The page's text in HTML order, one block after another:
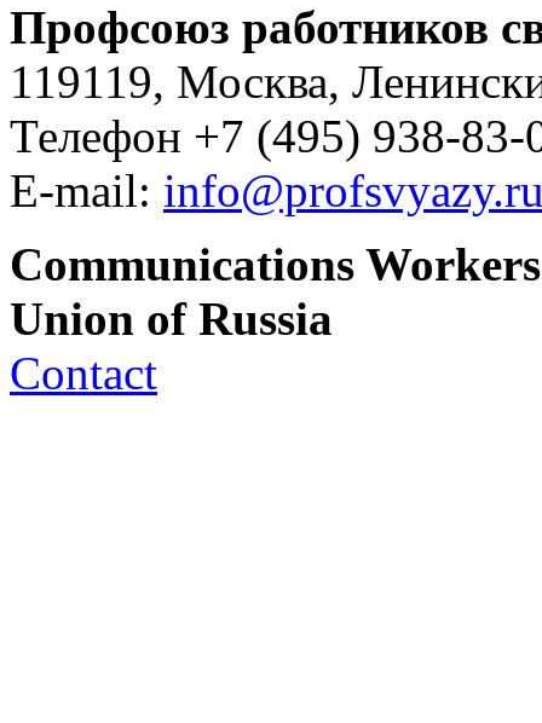
Профсоюз работников
119119, Москва,
Телефон +7 (495) 938-
E-mail:
Communications Workers
Union of Russia
Contact